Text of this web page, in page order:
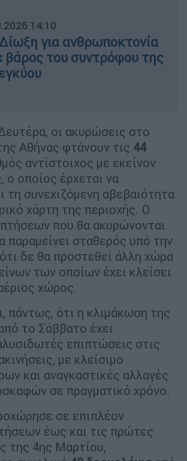
14:10
για ανθρωποκτονία
βάρος του συντρόφου της
οι ακυρώσεις στο
Αθήνας φτάνουν τις 44
αντίστοιχος με εκείνον
ο οποίος έρχεται να
τη συνεχιζόμενη αβεβαιότητα
χάρτη της περιοχής. Ο
που θα ακυρώνονται
παραμείνει σταθερός υπό την
δε θα προστεθεί άλλη χώρα
των οποίων έχει κλείσει
χώρος.
πάντως, ότι η κλιμάκωση της
το Σάββατο έχει
επιπτώσεις στις
με κλείσιμο
και αναγκαστικές αλλαγές
σε πραγματικό χρόνο.
σε επιπλέον
έως και τις πρώτες
της 4ης Μαρτίου,